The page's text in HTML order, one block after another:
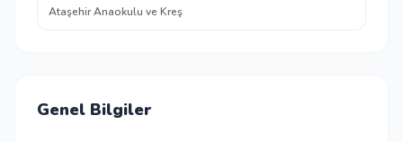
Ataşehir Anaokulu ve Kreş
Genel Bilgiler